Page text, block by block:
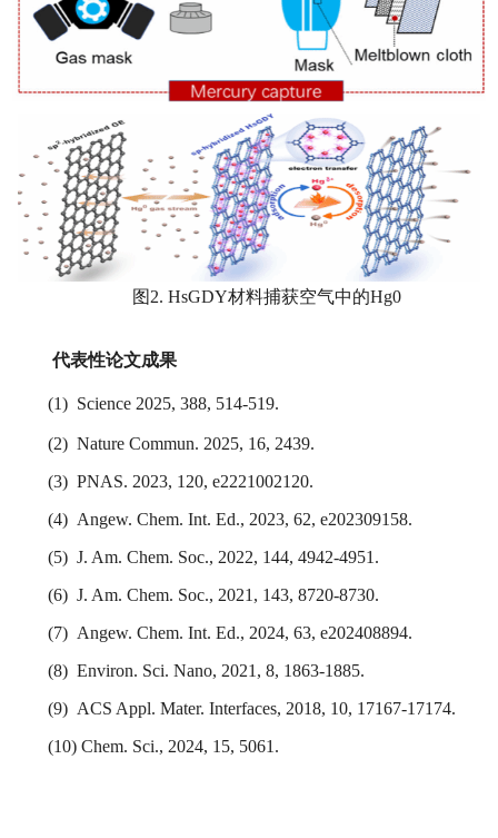
图2. HsGDY材料捕获空气中的Hg0
代表性论文成果
(1) Science 2025, 388, 514-519.
(2) Nature Commun. 2025, 16, 2439.
(3)PNAS. 2023, 120, e2221002120.
(4)Angew. Chem. Int. Ed., 2023, 62, e202309158.
(5)J. Am. Chem. Soc., 2022, 144, 4942-4951.
(6)J. Am. Chem. Soc., 2021, 143, 8720-8730.
(7)Angew. Chem. Int. Ed., 2024, 63, e202408894.
(8)Environ. Sci. Nano, 2021, 8, 1863-1885.
(9)ACS Appl. Mater. Interfaces, 2018, 10, 17167-17174.
(10) Chem. Sci., 2024, 15, 5061.